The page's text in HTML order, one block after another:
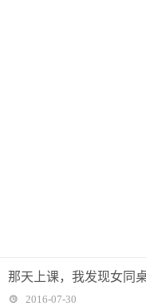
那天上课，我发现女同
2016-07-30